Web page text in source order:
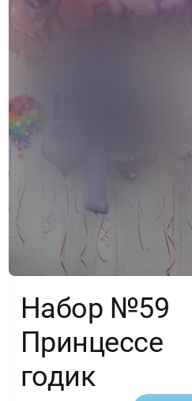
Набор №59
Принцессе
годик